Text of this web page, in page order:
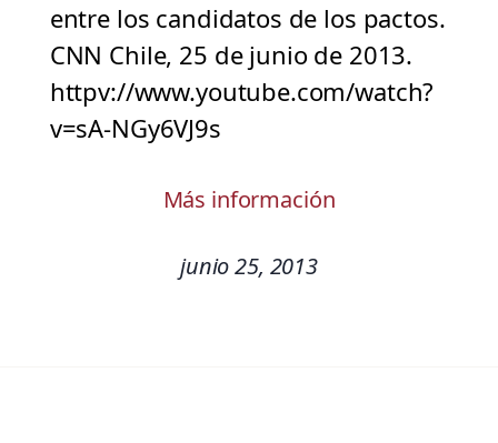
entre los candidatos de los pactos.
CNN Chile, 25 de junio de 2013.
httpv://www.youtube.com/watch?
v=sA-NGy6VJ9s
Más información
junio 25, 2013